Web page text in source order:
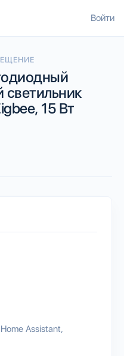
Войти
светильник
15 Вт
Home Assistant